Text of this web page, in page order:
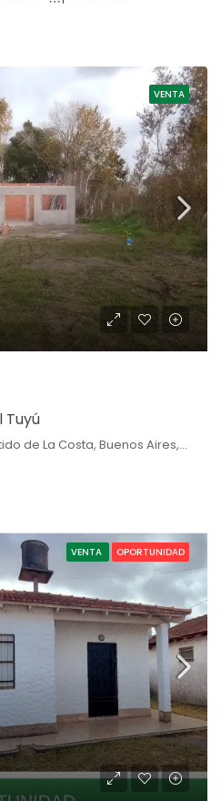
VENTA
Tuyú
Calle 78, Mar del Tuyú, Partido de La Costa, Buenos Aires, 7108, Argentina, Mar del Tuyú, Buenos Aires
VENTA OPORTUNIDAD